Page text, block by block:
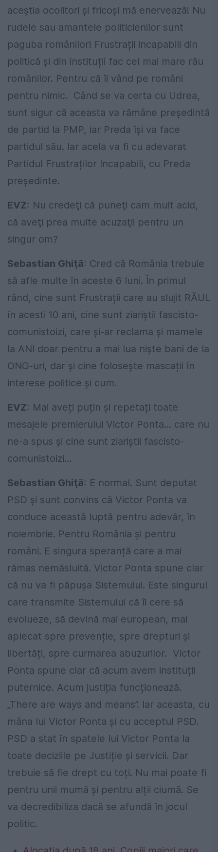
aceștia ocolitori și fricoși mă enervează! Nu
rudele sau amantele politicienilor sunt
paguba românilor! Frustrații incapabili din
politică și din instituții fac cel mai mare rău
românilor. Pentru că îi vând pe români
pentru nimic. Când se va certa cu Udrea,
sunt sigur că aceasta va rămâne președintă
de partid la PMP, iar Preda își va face
partidul său. Iar acela va fi cu adevarat
Partidul Frustraților Incapabili, cu Preda
președinte.
EVZ: Nu credeţi că puneţi cam mult acid,
că aveţi prea multe acuzaţii pentru un
singur om?
Sebastian Ghiţă: Cred că România trebuie
să afle multe în aceste 6 luni. În primul
rând, cine sunt Frustrații care au slujit RĂUL
în acesti 10 ani, cine sunt ziariștii fascisto-
comunistoizi, care și-ar reclama și mamele
la ANI doar pentru a mai lua niște bani de la
ONG-uri, dar și cine folosește mascații în
interese politice și cum.
EVZ: Mai aveți puțin și repetați toate
mesajele premierului Victor Ponta... care nu
ne-a spus şi cine sunt ziariştii fascisto-
comunistoizi...
Sebastian Ghiţă: E normal. Sunt deputat
PSD și sunt convins că Victor Ponta va
conduce această luptă pentru adevăr, în
noiembrie. Pentru România și pentru
români. E singura speranță care a mai
rămas nemăsluită. Victor Ponta spune clar
că nu va fi păpuşa Sistemului. Este singurul
care transmite Sistemului că îi cere să
evolueze, să devină mai european, mai
aplecat spre prevenție, spre drepturi și
libertăți, spre curmarea abuzurilor. Victor
Ponta spune clar că acum avem instituții
puternice. Acum justiția funcționează.
„There are ways and means”. Iar aceasta, cu
mâna lui Victor Ponta și cu acceptul PSD.
PSD a stat în spatele lui Victor Ponta la
toate deciziile pe Justiție și servicii. Dar
trebuie să fie drept cu toți. Nu mai poate fi
pentru unii mumă și pentru alții ciumă. Se
va decredibiliza dacă se afundă în jocul
politic.